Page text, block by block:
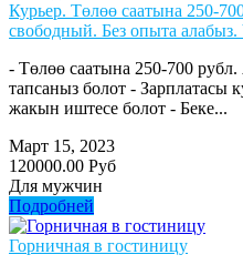
Курьер. Төлөө саатына 250-
свободный. Без опыта
- Төлөө саатына 250-700
тапсаныз болот -
жакын иштесе болот - Беке...
Март 15, 2023
120000.00 Руб
Для мужчин
Подробней
Горничная в гостиницу